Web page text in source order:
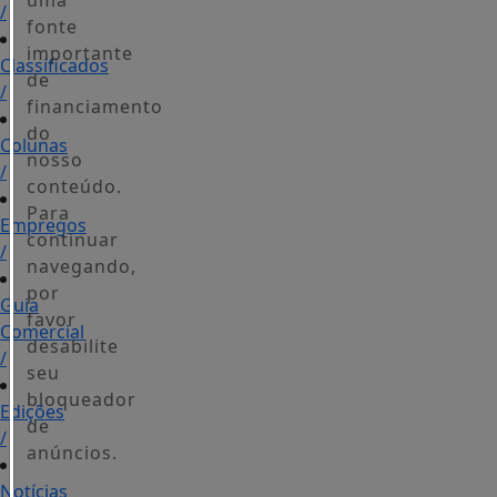
/
Classificados
/
Colunas
/
Empregos
/
Guia
Comercial
/
Edições
/
Notícias
fonte
importante
de
financiamento
do
nosso
conteúdo.
Para
continuar
navegando,
por
favor
desabilite
seu
bloqueador
de
anúncios.